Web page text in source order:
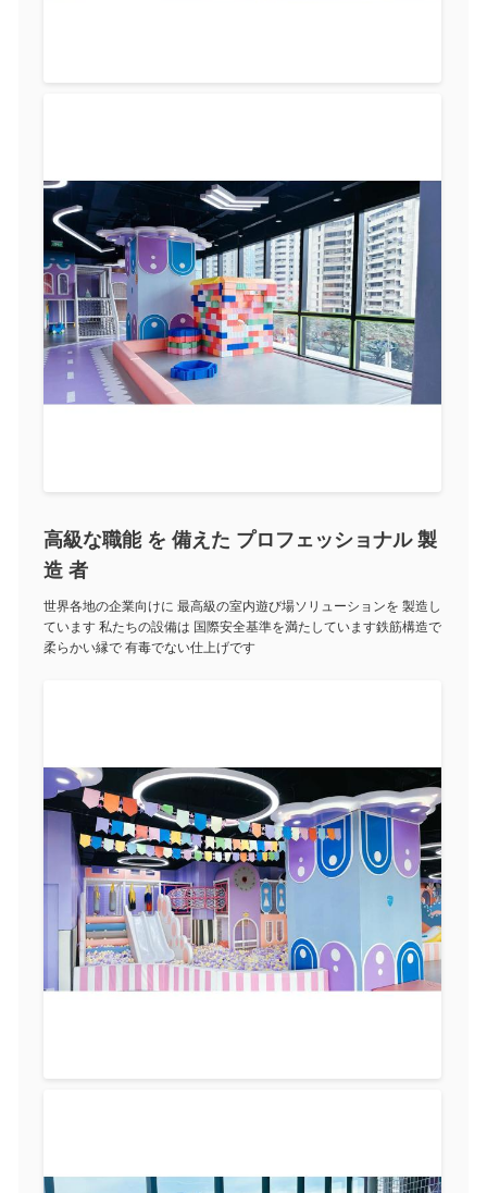
高級な職能 を 備えた プロフェッショナル 製
造 者
世界各地の企業向けに 最高級の室内遊び場ソリューションを 製造し
ています 私たちの設備は 国際安全基準を満たしています鉄筋構造で
柔らかい縁で 有毒でない仕上げです